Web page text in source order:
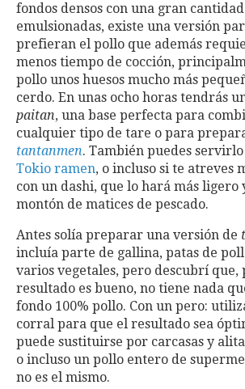
fondos densos con una gran
emulsionadas, existe una versión
prefieran el pollo que además
menos tiempo de cocción,
pollo unos huesos mucho más
cerdo. En unas ocho horas tendrás
paitan, una base perfecta para
cualquier tipo de tare o para
tantanmen. También puedes
Tokio ramen, o incluso si te atreves
con un dashi, que lo hará más
montón de matices de pescado.
Antes solía preparar una versión de
incluía parte de gallina, patas de
varios vegetales, pero descubrí que,
resultado es bueno, no tiene nada
fondo 100% pollo. Con un pero:
corral para que el resultado sea
puede sustituirse por carcasas y
o incluso un pollo entero de
no es el mismo.